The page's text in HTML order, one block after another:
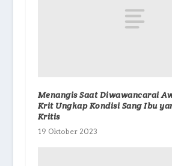
Menangis Saat Diwawancarai
Krit Ungkap Kondisi Sang Ibu
Kritis
19 Oktober 2023